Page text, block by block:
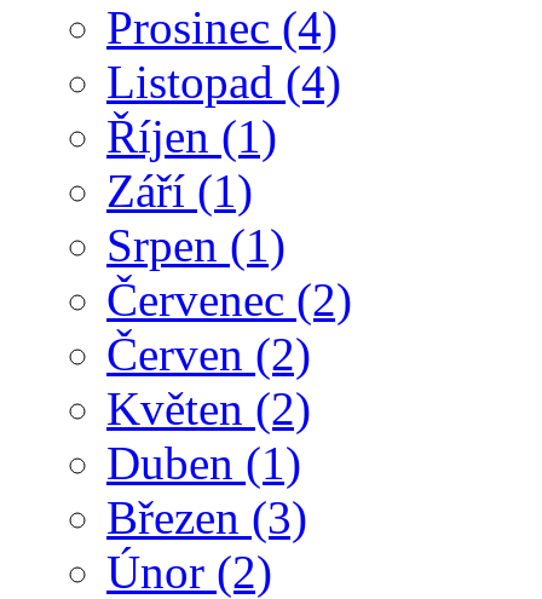
Prosinec (4)
Listopad (4)
Říjen (1)
Září (1)
Srpen (1)
Červenec (2)
Červen (2)
Květen (2)
Duben (1)
Březen (3)
Únor (2)